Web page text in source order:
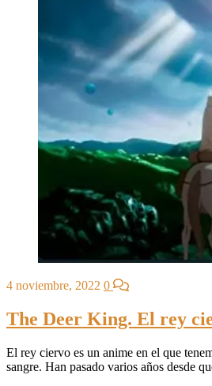
4 noviembre, 2022 0
The Deer King. El rey
El rey ciervo es un anime en el que
sangre. Han pasado varios años desde